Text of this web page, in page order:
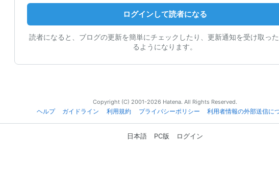
ログインして読者になる
読者になると、ブログの更新を簡単にチェックしたり、更新通知を受け取っ
るようになります。
Copyright (C) 2001-2026 Hatena. All Rights Reserved.
ヘルプ
ガイドライン 利用規約 プライバシーポリシー 利用者情報の外部送信に
日本語 PC版 ログイン